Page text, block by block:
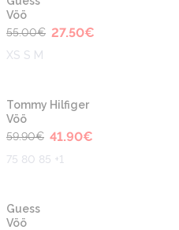
Vöö
55.00€ 27.50€
XS S M
-30%
Tommy Hilfiger
Vöö
59.90€ 41.90€
75 80 85 +1
Guess
Vöö